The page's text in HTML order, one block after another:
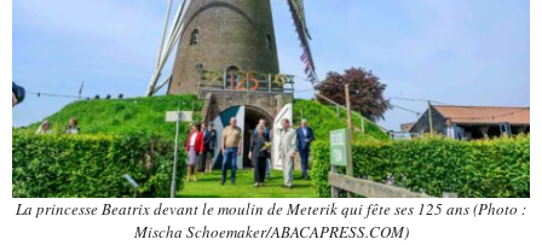
La princesse Beatrix devant le moulin de Meterik qui fête ses 125 ans (Photo :
Mischa Schoemaker/ABACAPRESS.COM)